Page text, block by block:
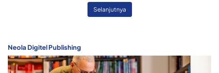
Selanjutnya
Neola Digitel Publishing